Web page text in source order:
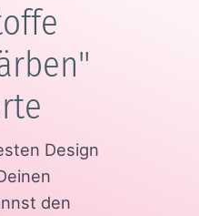
Design
den